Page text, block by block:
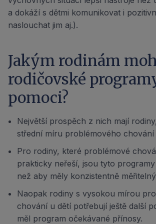
a dokáží s dětmi komunikovat i
naslouchat jim aj.).
Jakým rodinám
rodičovské
pomoci?
Největší prospěch z nich mají
střední míru problémového chování
Pro rodiny, které problémové
prakticky neřeší, jsou tyto programy
než aby měly konzistentně
Naopak rodiny s vysokou mírou
chování u dětí potřebují ještě další
měl program očekávané přínosy.